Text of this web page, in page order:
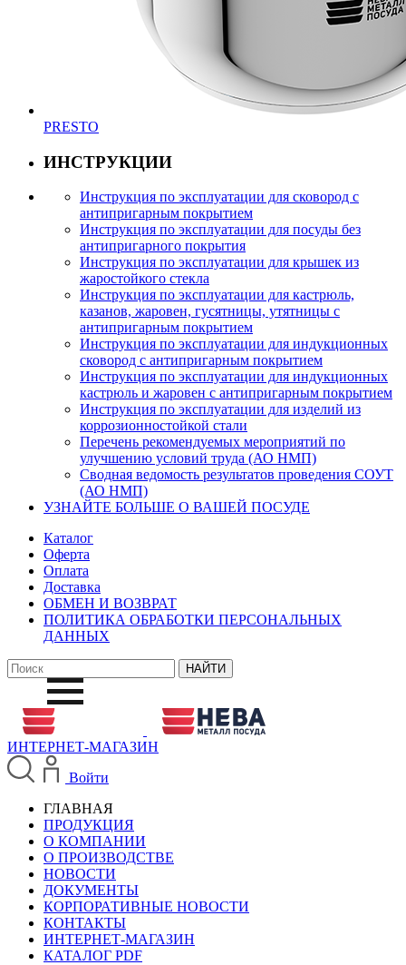
PRESTO
ИНСТРУКЦИИ
Инструкция по эксплуатации для сковород с
антипригарным покрытием
Инструкция по эксплуатации для посуды без
антипригарного покрытия
Инструкция по эксплуатации для крышек из
жаростойкого стекла
Инструкция по эксплуатации для кастрюль,
казанов, жаровен, гусятницы, утятницы с
антипригарным покрытием
Инструкция по эксплуатации для индукционных
сковород с антипригарным покрытием
Инструкция по эксплуатации для индукционных
кастрюль и жаровен с антипригарным покрытием
Инструкция по эксплуатации для изделий из
коррозионностойкой стали
Перечень рекомендуемых мероприятий по
улучшению условий труда (АО НМП)
Сводная ведомость результатов проведения СОУТ
(АО НМП)
УЗНАЙТЕ БОЛЬШЕ О ВАШЕЙ ПОСУДЕ
Каталог
Оферта
Оплата
Доставка
ОБМЕН И ВОЗВРАТ
ПОЛИТИКА ОБРАБОТКИ ПЕРСОНАЛЬНЫХ
ДАННЫХ
ИНТЕРНЕТ-МАГАЗИН
Войти
ГЛАВНАЯ
ПРОДУКЦИЯ
О КОМПАНИИ
О ПРОИЗВОДСТВЕ
НОВОСТИ
ДОКУМЕНТЫ
КОРПОРАТИВНЫЕ НОВОСТИ
КОНТАКТЫ
ИНТЕРНЕТ-МАГАЗИН
КАТАЛОГ PDF